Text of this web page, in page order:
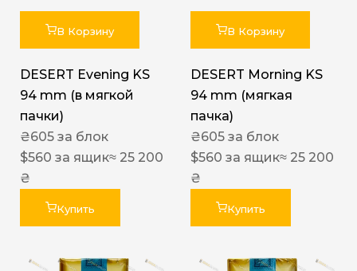
В Корзину
DESERT Evening KS
94 mm (в мягкой
пачки)
₴605 за блок
$560 за ящик≈ 25 200
₴
Купить
В Корзину
DESERT Morning KS
94 mm (мягкая
пачка)
₴605 за блок
$560 за ящик≈ 25 200
₴
Купить